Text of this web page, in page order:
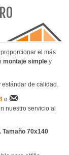
el más
montaje simple y
estándar de calidad.
o
nuestro servicio al
Tamaño 70x140